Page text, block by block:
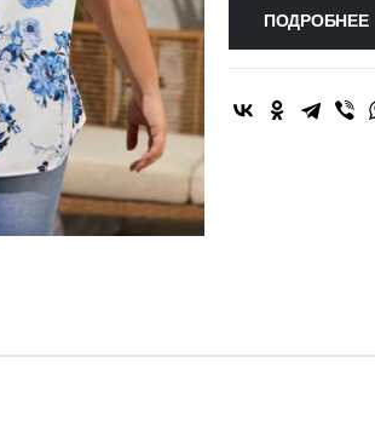
ПОДРОБНЕЕ
SHARE: